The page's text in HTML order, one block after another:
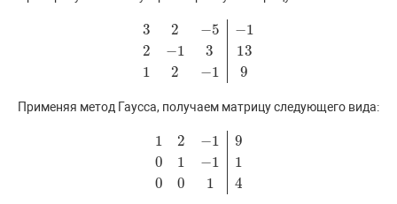
3
2
1
2
−1
2
−5
3
−1
−1
13
9
2− −12 13 −19
Применяя метод Гаусса, получаем матрицу следующего вида:
1
0
0
2
1
0
−1
−1
1
9
1
4
2− 90 −110 14